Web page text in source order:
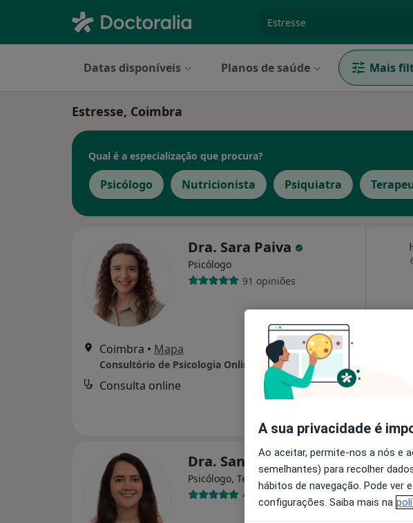
Datas disponíveis Planos de saúde Mais
Estresse, Coimbra
Qual é a especialização que procura?
Psicólogo Nutricionista Psiquiatra
Dra. Sara Paiva
Psicólogo
91 opiniões
Coimbra • Mapa
Consultório de Psicologia Online - Coimbra
Consulta online desde 55 €
Dra. Sandra Correia
Psicólogo, Terapeuta alternativo
44 opiniões
A sua privacidade é
Ao aceitar, permite-nos a nós e
semelhantes) para recolher
hábitos de navegação. Pode ver
configurações. Saiba mais na